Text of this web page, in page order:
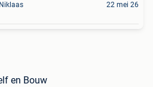
22 mei 26
en Bouw